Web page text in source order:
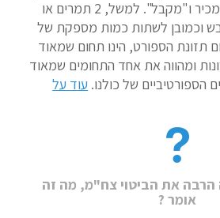
בקיבה, משהו שהגוף מכיר ו"מקבל". למשל, 2 תמרים או
וכמובן לשתות כמות מספקת של
תזונת הספורט, הינו תחום שמאוד
ומהווה את אחד התחומים שמאוד
הספורטיביים של כולנו. עוד על
הרבה את הביטוי צח"מ, מה זה
אומר ?